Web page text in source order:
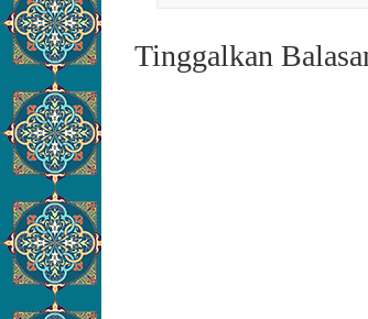
Tinggalkan